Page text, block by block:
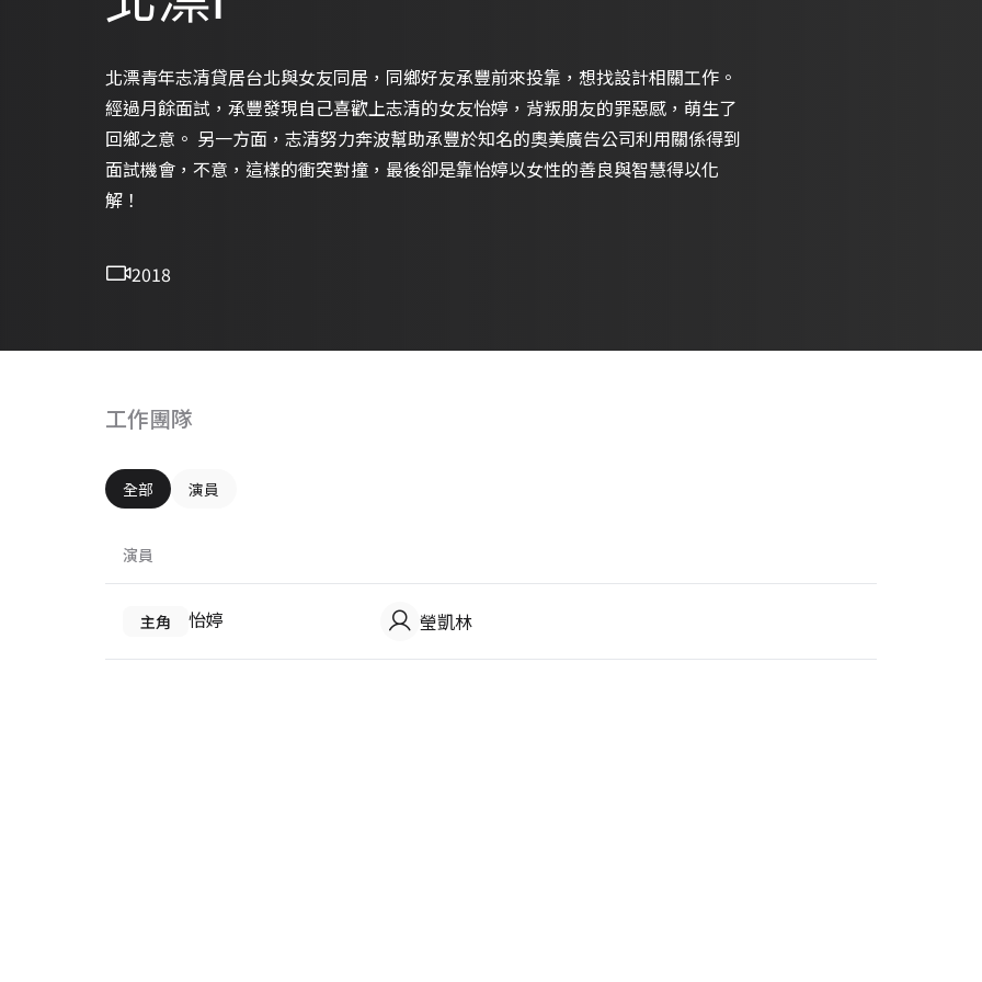
北漂青年志清貸居台北與女友同居，同鄉好友承豐前來投靠，想找設計相關工作。
經過月餘面試，承豐發現自己喜歡上志清的女友怡婷，背叛朋友的罪惡感，萌生了
回鄉之意。 另一方面，志清努力奔波幫助承豐於知名的奧美廣告公司利用關係得到
面試機會，不意，這樣的衝突對撞，最後卻是靠怡婷以女性的善良與智慧得以化
解！
2018
工作團隊
全部 演員
演員
主角 怡婷 瑩凱林